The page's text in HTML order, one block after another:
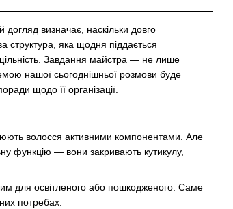
визначає, наскільки довго
структура, яка щодня піддається
Завдання майстра — не лише
нашої сьогоднішньої розмови буде
щодо її організації.
волосся активними компонентами. Але
функцію — вони закривають кутикулу,
для освітленого або пошкодженого. Саме
потребах.